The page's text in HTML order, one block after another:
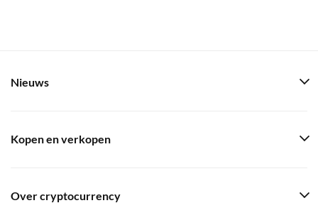
Nieuws
Kopen en verkopen
Over cryptocurrency